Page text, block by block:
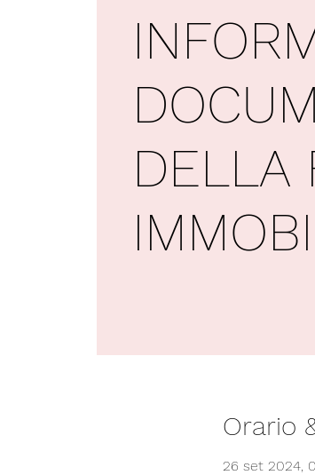
DELLA
Orario
26 set 2024,